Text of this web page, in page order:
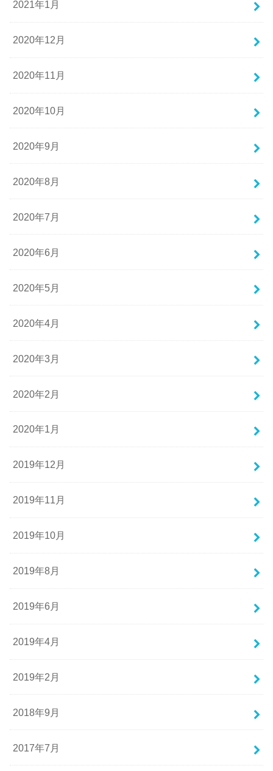
2021年1月
2020年12月
2020年11月
2020年10月
2020年9月
2020年8月
2020年7月
2020年6月
2020年5月
2020年4月
2020年3月
2020年2月
2020年1月
2019年12月
2019年11月
2019年10月
2019年8月
2019年6月
2019年4月
2019年2月
2018年9月
2017年7月